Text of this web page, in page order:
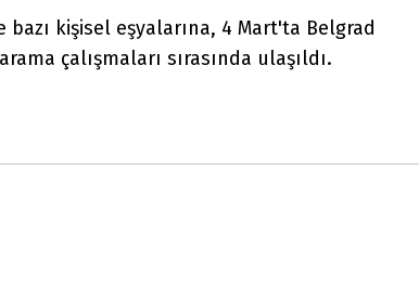
kişisel eşyalarına, 4 Mart'ta Belgrad
çalışmaları sırasında ulaşıldı.